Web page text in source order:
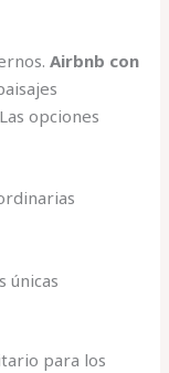
Airbnb con
opciones
únicas
para los